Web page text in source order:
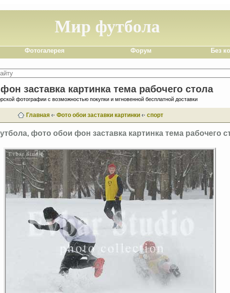
Мир футбола
Фотогалерея Форум Без
заставка картинка тема рабочего стола
фотографии с возможностью покупки и мгновенной бесплатной доставки
Главная ‹· Фото обои заставки картинки ‹· спорт
фото обои фон заставка картинка тема рабочего